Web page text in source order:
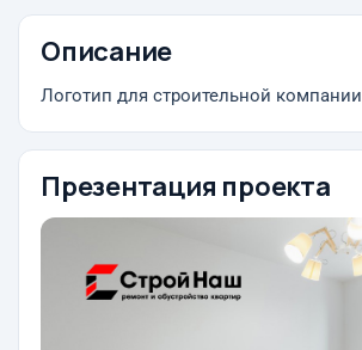
Описание
Логотип для строительной компании
Презентация проекта